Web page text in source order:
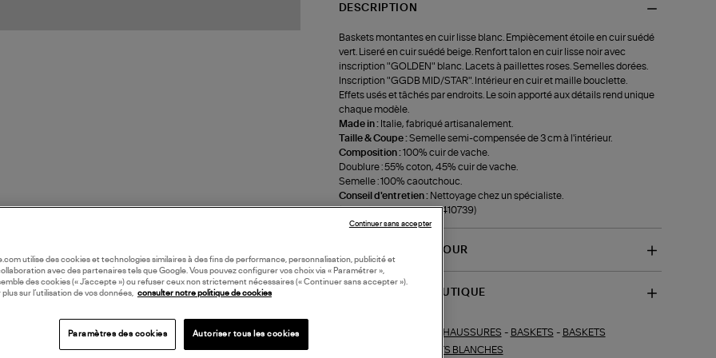
DESCRIPTION
Baskets montantes en cuir lisse blanc. Empiècement étoile en cuir suédé
vert. Liseré en cuir suédé beige. Renfort talon en cuir lisse noir avec
inscription "GOLDEN" blanc. Lacets à paillettes roses. Semelles dorées.
Inscription "GGDB MID/STAR". Intérieur en cuir et maille bouclette.
Effets usés et tâchés par endroits. Le soin apporté aux détails rend unique
chaque modèle.
Made in : Italie, fabriqué artisanalement.
Taille & Coupe :Semelle semi-compensée de 3 cm à l'intérieur.
Composition :100% cuir de vache.
Doublure : 55% coton, 45% cuir de vache.
Semelle : 100% caoutchouc.
Conseil d'entretien : Nettoyage chez un spécialiste.
(ref-GWF00122F00193410739)
LIVRAISON ET RETOUR
DISPONIBILITÉ BOUTIQUE
CHAUSSURES - BASKETS - BASKETS
BASKETS BLANCHES
utilise des cookies et technologies similaires à des fins de performance, personnalisation, publicité et
avec des partenaires tels que Google. Vous pouvez configurer vos choix via « Paramétrer »,
des cookies (« J’accepte ») ou refuser ceux non strictement nécessaires (« Continuer sans accepter »).
plus sur l’utilisation de vos données, consulter notre politique de cookies
Paramètres des cookies Autoriser tous les cookies
Continuer sans accepter